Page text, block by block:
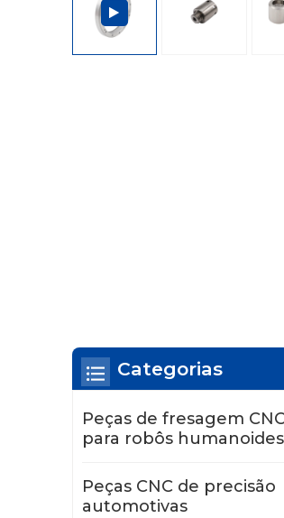
Categorias
Peças de fresagem CNC
para robôs humanoides
Peças CNC de precisão
automotivas